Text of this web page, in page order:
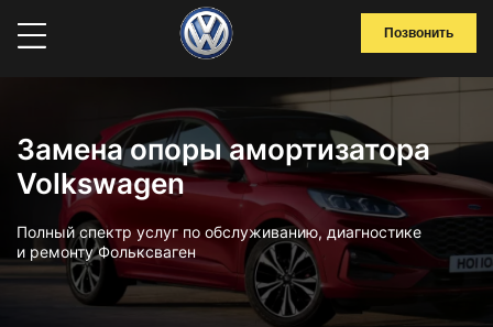
Позвонить
Замена опоры амортизатора
Volkswagen
Полный спектр услуг по обслуживанию, диагностике
и ремонту Фольксваген